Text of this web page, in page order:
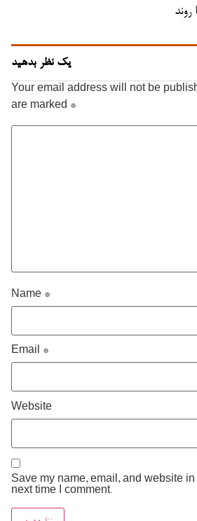
روند
یک نظر بدهید
Your email address will not be
are marked *
Name *
Email *
Website
Save my name, email, and website
next time I comment.